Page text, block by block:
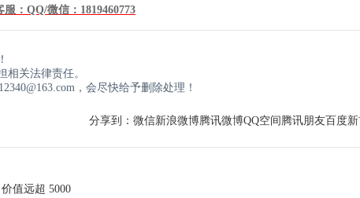
服：QQ/微信： 1819460773
关法律责任。
，会尽快给予删除处理！
分享到： 微信新浪微博腾讯微博QQ空间 腾讯朋友百度
值远超 5000